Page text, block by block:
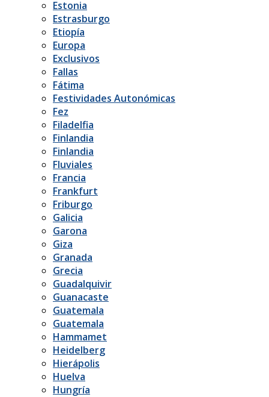
Estonia
Estrasburgo
Etiopía
Europa
Exclusivos
Fallas
Fátima
Festividades Autonómicas
Fez
Filadelfia
Finlandia
Finlandia
Fluviales
Francia
Frankfurt
Friburgo
Galicia
Garona
Giza
Granada
Grecia
Guadalquivir
Guanacaste
Guatemala
Guatemala
Hammamet
Heidelberg
Hierápolis
Huelva
Hungría